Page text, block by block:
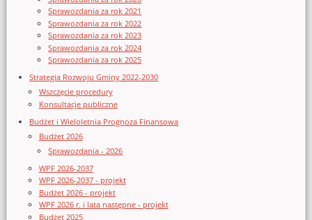
Sprawozdania za rok 2021
Sprawozdania za rok 2022
Sprawozdania za rok 2023
Sprawozdania za rok 2024
Sprawozdania za rok 2025
Strategia Rozwoju Gminy 2022-2030
Wszczęcie procedury
Konsultacje publiczne
Budżet i Wieloletnia Prognoza Finansowa
Budżet 2026
Sprawozdania - 2026
WPF 2026-2037
WPF 2026-2037 - projekt
Budżet 2026 - projekt
WPF 2026 r. i lata następne - projekt
Budżet 2025